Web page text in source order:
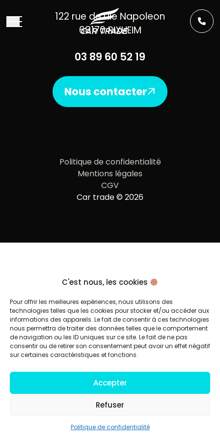
C'est nous, les cookies
Pour offrir les meilleures expériences, nous utilisons des
technologies telles que les cookies pour stocker et/ou accéder aux
informations des appareils. Le fait de consentir à ces technologies
nous permettra de traiter des données telles que le comportement
de navigation ou les ID uniques sur ce site. Le fait de ne pas
consentir ou de retirer son consentement peut avoir un effet négatif
sur certaines caractéristiques et fonctions.
Accepter
Refuser
Politique de confidentialité
122 rue de l’Ile Napoleon
68170 RIXHEIM
03 89 60 52 19
Nous contacter
Politique de confidentialité
Mentions légales
CGV
Car trade © 2026